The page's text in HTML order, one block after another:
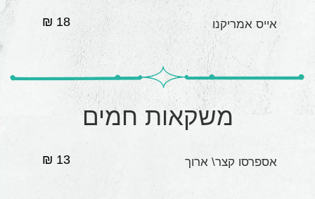
אייס אמריקנו 18 ₪
משקאות חמים
אספרסו קצר\ ארוך 13 ₪